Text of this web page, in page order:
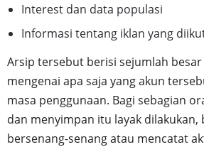
Interest dan data populasi
Informasi tentang iklan yang
Arsip tersebut berisi sejumlah
mengenai apa saja yang akun
masa penggunaan. Bagi sebagian
dan menyimpan itu layak dilakukan,
bersenang-senang atau mencatat